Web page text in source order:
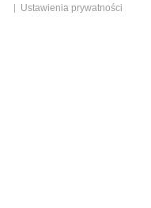
Ustawienia prywatności